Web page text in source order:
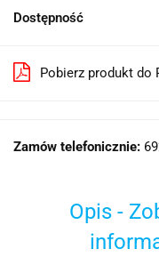
Dostępność
Pobierz produkt do
Zamów telefonicznie:
Opis -